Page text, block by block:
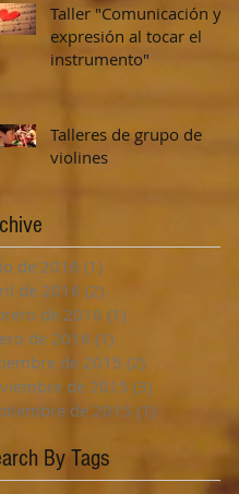
Taller "Comunicación y
expresión al tocar el
instrumento"
Talleres de grupo de
violines
de 2016 (1)
de 2016 (2)
de 2016 (1)
de 2016 (1)
de 2015 (2)
de 2015 (3)
de 2015 (1)
By Tags